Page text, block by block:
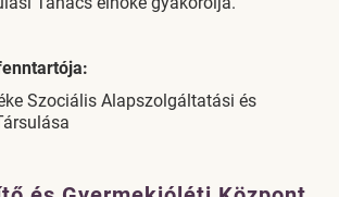
Szociális Alapszolgáltatási és